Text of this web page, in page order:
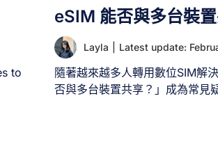
to
eSIM 能否與多台裝
Layla Latest update:
隨著越來越多人轉用數位SIM解
否與多台裝置共享？」成為常見